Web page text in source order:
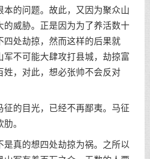
的问题。故此，又因为聚众山
威胁。正是因为为了养活数十
四处劫掠，然而这样的后果就
不可能大肆攻打县城，劫掠富
姓，对此，想必张帅不会反对
的目光，已经不再鄙夷。马征
。
真的想四处劫掠为祸。之所以